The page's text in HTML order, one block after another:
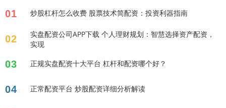
01 炒股杠杆怎么收费 股票技术简配资：投资利器指南
02
实盘配资公司APP下载 个人理财规划：智慧选择资产配资，
实现
03 正规实盘配资十大平台 杠杆和配资哪个好？
04 正常配资平台 炒股配资详细分析解读